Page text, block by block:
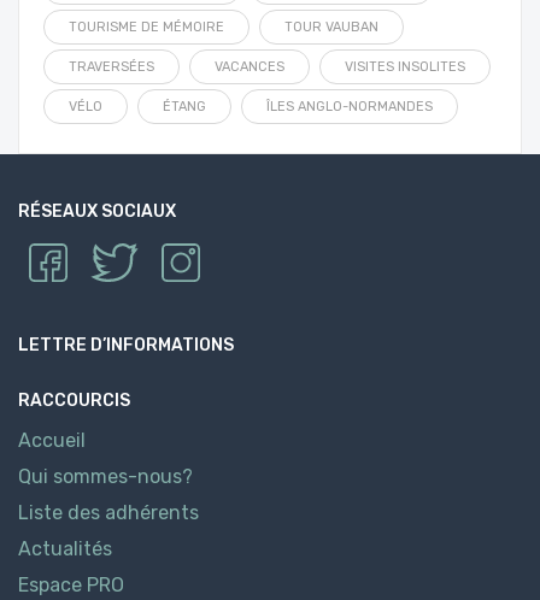
TOURISME DE MÉMOIRE TOUR VAUBAN
TRAVERSÉES VACANCES VISITES INSOLITES
VÉLO ÉTANG ÎLES ANGLO-NORMANDES
RÉSEAUX SOCIAUX
LETTRE D’INFORMATIONS
RACCOURCIS
Accueil
Qui sommes-nous?
Liste des adhérents
Actualités
Espace PRO